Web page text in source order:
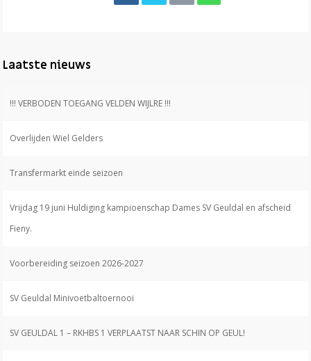
Laatste nieuws
!!! VERBODEN TOEGANG VELDEN WIJLRE !!!
Overlijden Wiel Gelders
Transfermarkt einde seizoen
Vrijdag 19 juni Huldiging kampioenschap Dames SV Geuldal en afscheid
Fieny.
Voorbereiding seizoen 2026-2027
SV Geuldal Minivoetbaltoernooi
SV GEULDAL 1 – RKHBS 1 VERPLAATST NAAR SCHIN OP GEUL!